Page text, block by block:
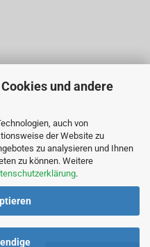
und andere
auch von
der Website zu
zu analysieren und Ihnen
zu können. Weitere
.